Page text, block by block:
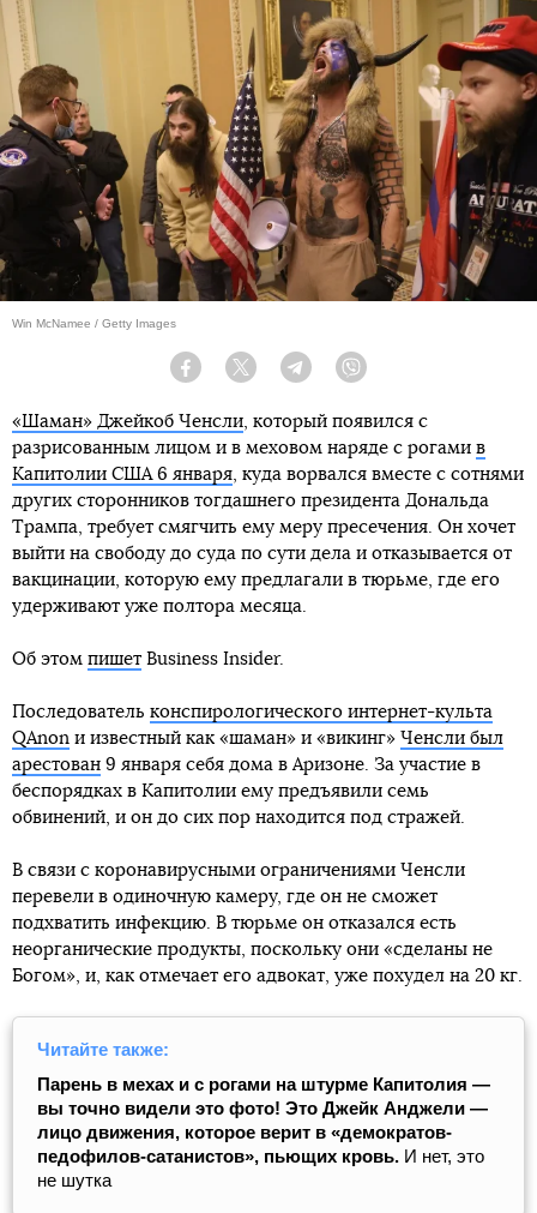
Win McNamee / Getty Images
Facebook Twitter Telegram
«Шаман» Джейкоб Ченсли , который появился с
разрисованным лицом и в меховом наряде с рогами в
Капитолии США 6 января , куда ворвался вместе с сотнями
других сторонников тогдашнего президента Дональда
Трампа, требует смягчить ему меру пресечения. Он хочет
выйти на свободу до суда по сути дела и отказывается от
вакцинации, которую ему предлагали в тюрьме, где его
удерживают уже полтора месяца.
Об этом пишет Business Insider.
Последователь конспирологического интернет-культа
QAnon и известный как «шаман» и «викинг» Ченсли был
арестован 9 января себя дома в Аризоне. За участие в
беспорядках в Капитолии ему предъявили семь
обвинений, и он до сих пор находится под стражей.
В связи с коронавирусными ограничениями Ченсли
перевели в одиночную камеру, где он не сможет
подхватить инфекцию. В тюрьме он отказался есть
неорганические продукты, поскольку они «сделаны не
Богом», и, как отмечает его адвокат, уже похудел на 20 кг.
Читайте также:
Парень в мехах и с рогами на штурме Капитолия ―
вы точно видели это фото! Это Джейк Анджели ―
лицо движения, которое верит в «демократов-
педофилов-сатанистов», пьющих кровь. И нет, это
не шутка